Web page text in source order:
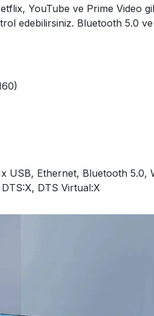
YouTube ve Prime Video
edebilirsiniz. Bluetooth 5.0
USB, Ethernet, Bluetooth 5.0,
DTS Virtual:X